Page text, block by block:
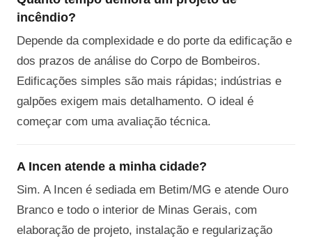
incêndio?
Depende da complexidade e do porte da edificação e
dos prazos de análise do Corpo de Bombeiros.
Edificações simples são mais rápidas; indústrias e
galpões exigem mais detalhamento. O ideal é
começar com uma avaliação técnica.
A Incen atende a minha cidade?
Sim. A Incen é sediada em Betim/MG e atende Ouro
Branco e todo o interior de Minas Gerais, com
elaboração de projeto, instalação e regularização